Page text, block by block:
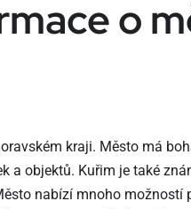
o
kraji. Město má
a objektů. Kuřim je také
nabízí mnoho možností